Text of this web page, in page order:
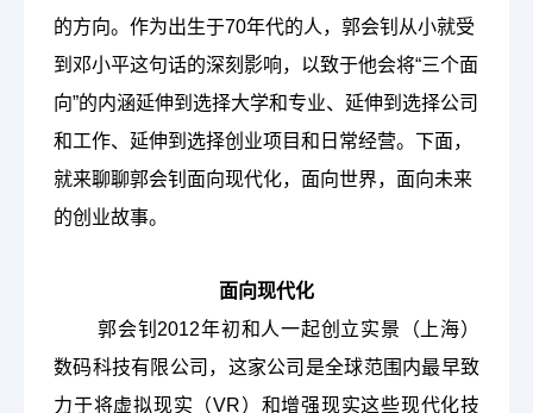
的方向。 作为出生于70年代的人，郭会钊从小就受
到邓小平这句话的深刻影响，以致于他会将“三个面
向”的内涵延伸到选择大学和专业、延伸到选择公司
和工作、延伸到选择创业项目和日常经营。下面，
就来聊聊郭会钊 面向现代化，面向世界，面向未来
的创业故事。
面向现代化
郭会钊 2012年初和人一起创立实景（上海）
数码科技有限公司，这家公司是全球范围内最早致
力于将虚拟现实（VR）和增强现实这些现代化技